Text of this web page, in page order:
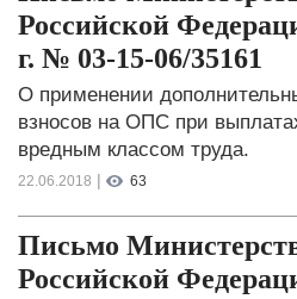
Российской
г. № 03-15-06/35161
О применении
взносов на ОПС при
вредным классом труда.
22.06.2018 | 63
Письмо
Российской